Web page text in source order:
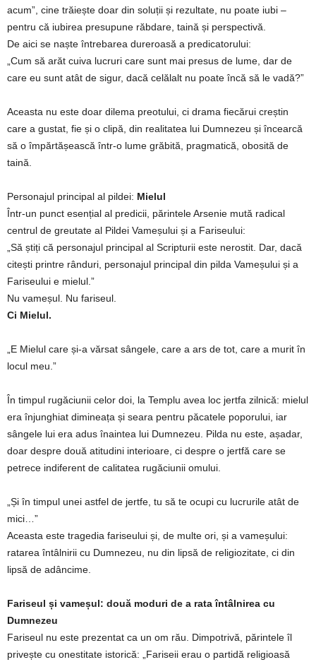
acum”, cine trăiește doar din soluții și rezultate, nu poate iubi –
pentru că iubirea presupune răbdare, taină și perspectivă.
De aici se naște întrebarea dureroasă a predicatorului:
„Cum să arăt cuiva lucruri care sunt mai presus de lume, dar de
care eu sunt atât de sigur, dacă celălalt nu poate încă să le vadă?”
Aceasta nu este doar dilema preotului, ci drama fiecărui creștin
care a gustat, fie și o clipă, din realitatea lui Dumnezeu și încearcă
să o împărtășească într-o lume grăbită, pragmatică, obosită de
taină.
Personajul principal al pildei: Mielul
Într-un punct esențial al predicii, părintele Arsenie mută radical
centrul de greutate al Pildei Vameșului și a Fariseului:
„Să știți că personajul principal al Scripturii este nerostit. Dar, dacă
citești printre rânduri, personajul principal din pilda Vameșului și a
Fariseului e mielul.”
Nu vameșul. Nu fariseul.
Ci Mielul.
„E Mielul care și-a vărsat sângele, care a ars de tot, care a murit în
locul meu.”
În timpul rugăciunii celor doi, la Templu avea loc jertfa zilnică: mielul
era înjunghiat dimineața și seara pentru păcatele poporului, iar
sângele lui era adus înaintea lui Dumnezeu. Pilda nu este, așadar,
doar despre două atitudini interioare, ci despre o jertfă care se
petrece indiferent de calitatea rugăciunii omului.
„Și în timpul unei astfel de jertfe, tu să te ocupi cu lucrurile atât de
mici…”
Aceasta este tragedia fariseului și, de multe ori, și a vameșului:
ratarea întâlnirii cu Dumnezeu, nu din lipsă de religiozitate, ci din
lipsă de adâncime.
Fariseul și vameșul: două moduri de a rata întâlnirea cu
Dumnezeu
Fariseul nu este prezentat ca un om rău. Dimpotrivă, părintele îl
privește cu onestitate istorică: „Fariseii erau o partidă religioasă